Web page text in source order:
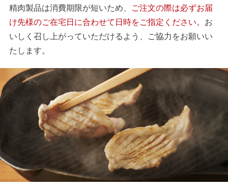
精肉製品は消費期限が短いため、
ご注文の際は必ずお届
け先様のご在宅日に合わせて日時をご指定ください。 お
いしく召し上がっていただけるよう、ご協力をお願いい
たします。